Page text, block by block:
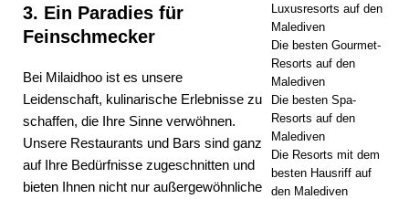
3. Ein Paradies für
Feinschmecker
Bei Milaidhoo ist es unsere
Leidenschaft, kulinarische Erlebnisse zu
schaffen, die Ihre Sinne verwöhnen.
Unsere Restaurants und Bars sind ganz
auf Ihre Bedürfnisse zugeschnitten und
bieten Ihnen nicht nur außergewöhnliche
Luxusresorts auf den
Malediven
Die besten Gourmet-
Resorts auf den
Malediven
Die besten Spa-
Resorts auf den
Malediven
Die Resorts mit dem
besten Hausriff auf
den Malediven